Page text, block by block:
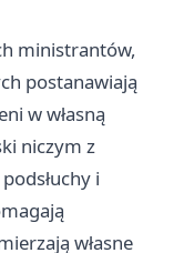
ministrantów,
postanawiają
w własną
niczym z
i
własne